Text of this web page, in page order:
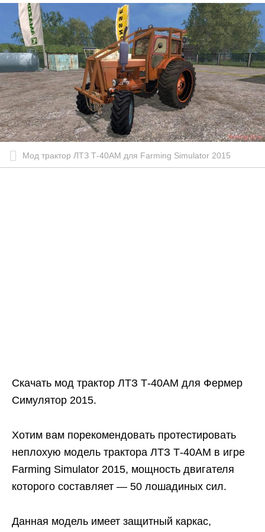
Мод трактор ЛТЗ Т-40АМ для Farming Simulator 2015
Скачать мод трактор ЛТЗ Т-40АМ для Фермер
Симулятор 2015.
Хотим вам порекомендовать протестировать
неплохую модель трактора ЛТЗ Т-40АМ в игре
Farming Simulator 2015, мощность двигателя
которого составляет — 50 лошадиных сил.
Данная модель имеет защитный каркас,